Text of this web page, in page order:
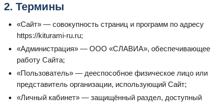
2. Термины
«Сайт» — совокупность страниц и программ по адресу
https://kiturami-ru.ru;
«Администрация» — ООО «СЛАВИА», обеспечивающее
работу Сайта;
«Пользователь» — дееспособное физическое лицо или
представитель организации, использующий Сайт;
«Личный кабинет» — защищённый раздел, доступный